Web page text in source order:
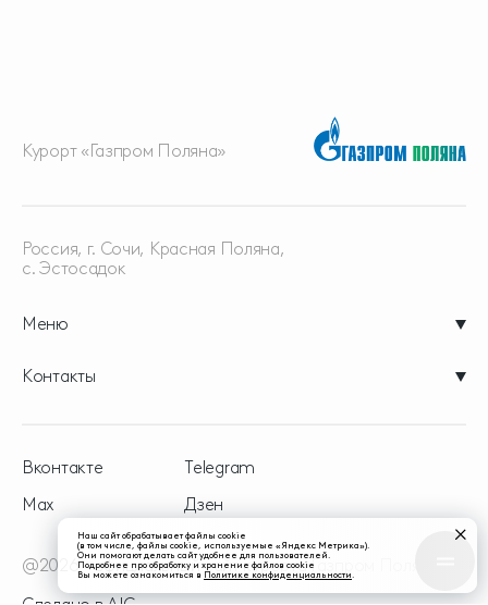
Курорт «Газпром Поляна»
Меню
Россия, г. Сочи, Красная Поляна,
с. Эстосадок
Контакты
@2026 - официальный сайт курорта Газпром Поляна
Вконтакте
Telegram
Max
Дзен
Наш сайт обрабатывает файлы cookie
(в том числе, файлы cookie, используемые «Яндекс Метрика»).
Они помогают делать сайт удобнее для пользователей.
Подробнее про обработку и хранение файлов cookie
Вы можете ознакомиться в Политике конфиденциальности.